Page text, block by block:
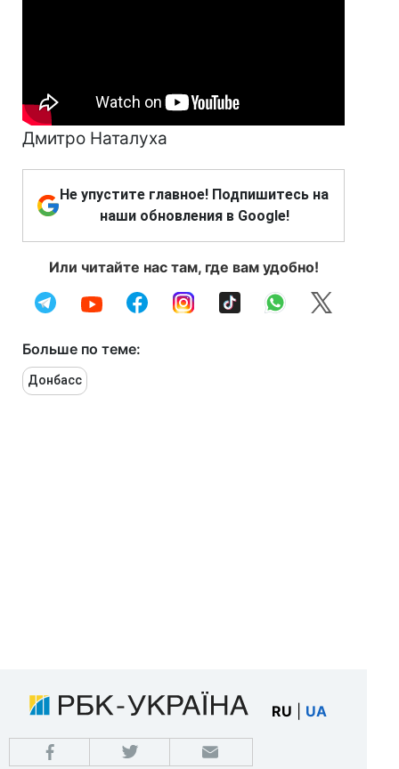
Дмитро Наталуха
Не упустите главное! Подпишитесь на
наши обновления в Google!
Или читайте нас там, где вам удобно!
Больше по теме:
Донбасс
RU UA